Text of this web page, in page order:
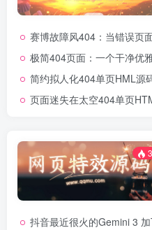
赛博故障风404：当错误页
极简404页面：一个干净优
简约拟人化404单页HML源
页面迷失在太空404单页
抖音最近很火的Gemini 3 加Three.js